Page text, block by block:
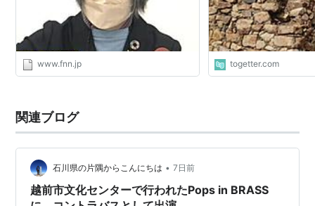
www.fnn.jp togetter.com
関連ブログ
石川県の片隅からこんにちは • 7日前
越前市文化センターで行われたPops in BRASS